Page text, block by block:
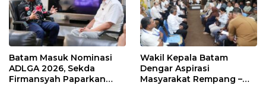
Batam Masuk Nominasi
ADLGA 2026, Sekda
Firmansyah Paparkan
Wakil Kepala Batam
Dengar Aspirasi
Masyarakat Rempang –